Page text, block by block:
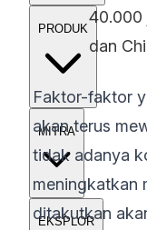
40.000
dan
Faktor-faktor
akan terus
tidak adanya
meningkatkan
ditakutkan
PRODUK
MITRA
EKSPLOR